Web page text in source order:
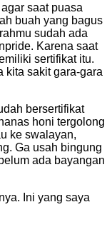
saat puasa
buah yang bagus
sudah ada
Karena saat
sertifikat itu.
kita sakit gara-gara
bersertifikat
honi tergolong
ke swalayan,
Ga usah bingung
ada bayangan
Ini yang saya